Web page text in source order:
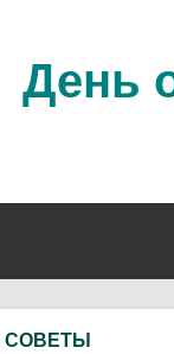
День
СОВЕТЫ